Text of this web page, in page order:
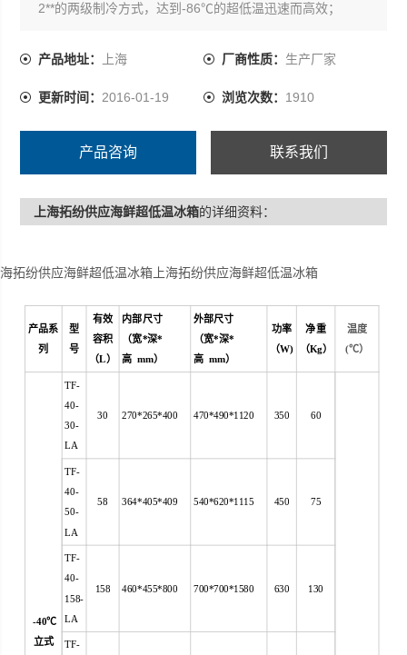
2**的两级制冷方式，达到-86℃的超低温迅速而高效；
4 具有*的声光报警系统；
6.配备固定杆，方便滴定管，传感器等其它配套装置的放置
产品地址： 上海 厂商性质： 生产厂家
更新时间： 2016-01-19 浏览次数： 1910
产品咨询 联系我们
上海拓纷供应海鲜超低温冰箱的详细资料：
拓纷供应海鲜超低温冰箱上海拓纷供应海鲜超低温冰箱
产品系
列
型
号
有效
容积
（L）
内部尺寸
（宽*深*
高 mm）
外部尺寸
（宽*深*
高 mm）
功率
（W)
净重
（Kg）
温度
(℃）
-40℃
立式
TF-
40-
30-
LA
30 270*265*400 470*490*1120 350 60
TF-
40-
50-
LA
58 364*405*409 540*620*1115 450 75
TF-
40-
158-
LA
158 460*455*800 700*700*1580 630 130
TF-